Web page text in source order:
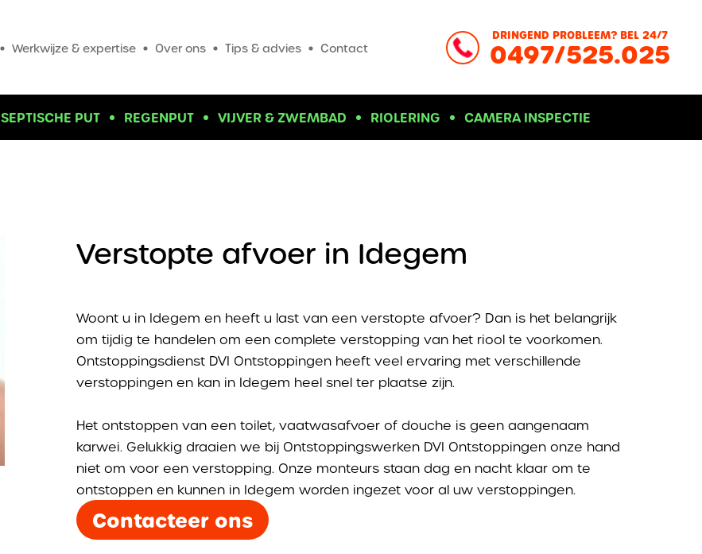
Werkwijze & expertise Over ons Tips & advies Contact
DRINGEND PROBLEEM? BEL 24/7
0497/525.025
SEPTISCHE PUT REGENPUT VIJVER & ZWEMBAD RIOLERING CAMERA INSPECTIE
Verstopte afvoer in Idegem
Woont u in Idegem en heeft u last van een verstopte afvoer? Dan is het belangrijk
om tijdig te handelen om een complete verstopping van het riool te voorkomen.
Ontstoppingsdienst DVI Ontstoppingen heeft veel ervaring met verschillende
verstoppingen en kan in Idegem heel snel ter plaatse zijn.
Het ontstoppen van een toilet, vaatwasafvoer of douche is geen aangenaam
karwei. Gelukkig draaien we bij Ontstoppingswerken DVI Ontstoppingen onze hand
niet om voor een verstopping. Onze monteurs staan dag en nacht klaar om te
ontstoppen en kunnen in Idegem worden ingezet voor al uw verstoppingen.
Contacteer ons